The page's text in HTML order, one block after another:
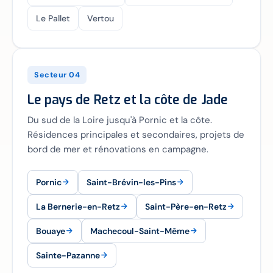
Le Pallet Vertou
Secteur 04
Le pays de Retz et la côte de Jade
Du sud de la Loire jusqu'à Pornic et la côte.
Résidences principales et secondaires, projets de
bord de mer et rénovations en campagne.
Pornic Saint-Brévin-les-Pins
La Bernerie-en-Retz Saint-Père-en-Retz
Bouaye Machecoul-Saint-Même
Sainte-Pazanne